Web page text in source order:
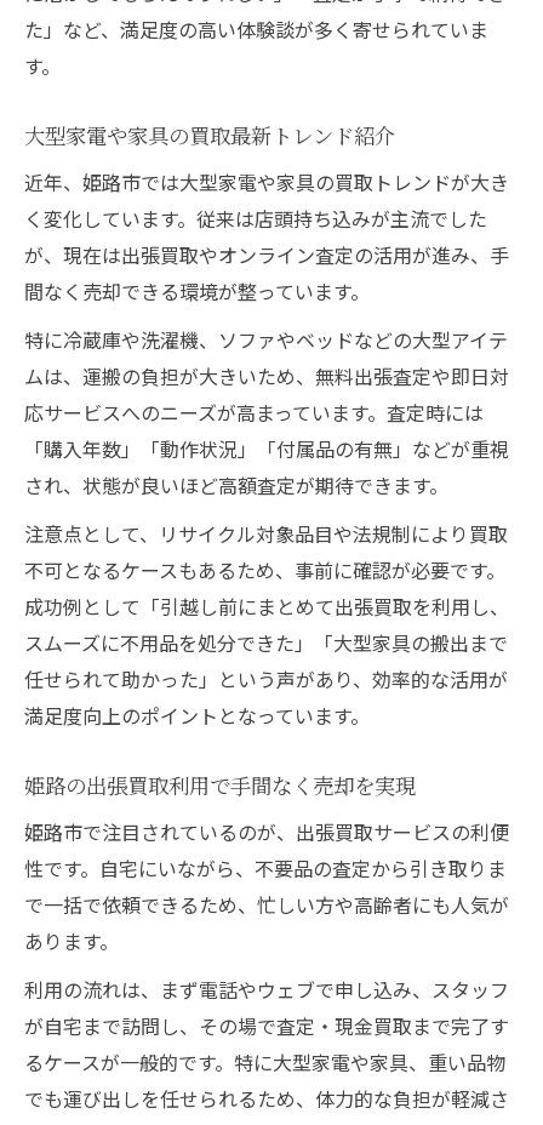
地域密着型リサイクルショップの強みを解
説
服や家電の独創的買取戦略を徹底分析
出張買取活用で広がるリユースの輪
た」など、満足度の高い体験談が多く寄せられていま
す。
大型家電や家具の買取最新トレンド紹介
近年、姫路市では大型家電や家具の買取トレンドが大き
く変化しています。従来は店頭持ち込みが主流でした
が、現在は出張買取やオンライン査定の活用が進み、手
間なく売却できる環境が整っています。
特に冷蔵庫や洗濯機、ソファやベッドなどの大型アイテ
ムは、運搬の負担が大きいため、無料出張査定や即日対
応サービスへのニーズが高まっています。査定時には
「購入年数」「動作状況」「付属品の有無」などが重視
され、状態が良いほど高額査定が期待できます。
注意点として、リサイクル対象品目や法規制により買取
不可となるケースもあるため、事前に確認が必要です。
成功例として「引越し前にまとめて出張買取を利用し、
スムーズに不用品を処分できた」「大型家具の搬出まで
任せられて助かった」という声があり、効率的な活用が
満足度向上のポイントとなっています。
姫路の出張買取利用で手間なく売却を実現
姫路市で注目されているのが、出張買取サービスの利便
性です。自宅にいながら、不要品の査定から引き取りま
で一括で依頼できるため、忙しい方や高齢者にも人気が
あります。
利用の流れは、まず電話やウェブで申し込み、スタッフ
が自宅まで訪問し、その場で査定・現金買取まで完了す
るケースが一般的です。特に大型家電や家具、重い品物
でも運び出しを任せられるため、体力的な負担が軽減さ